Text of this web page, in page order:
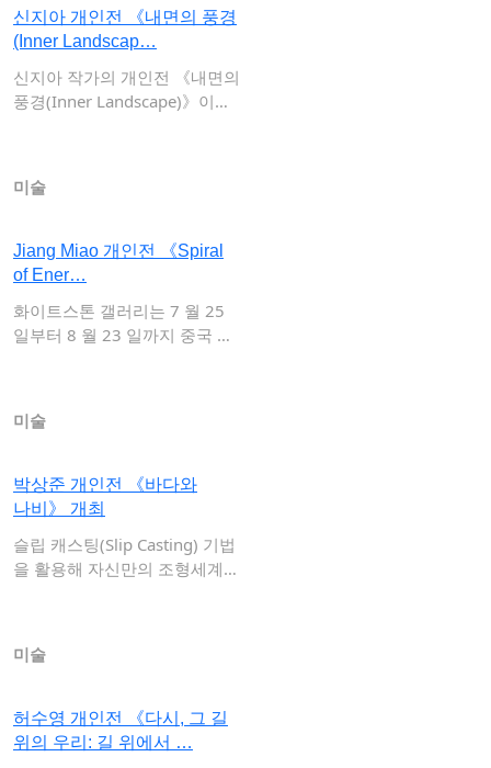
신지아 개인전 《내면의 풍경
(Inner Landscap…
신지아 작가의 개인전 《내면의
풍경(Inner Landscape)》이
미술
Jiang Miao 개인전 《Spiral
of Ener…
화이트스톤 갤러리는 7 월 25
일부터 8 월 23 일까지 중국 현
미술
박상준 개인전 《바다와
나비》 개최
슬립 캐스팅(Slip Casting) 기법
을 활용해 자신만의 조형세계를
미술
허수영 개인전 《다시, 그 길
위의 우리: 길 위에서 …